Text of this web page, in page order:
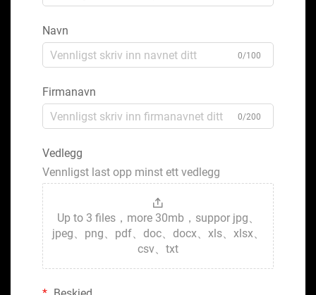
Navn
0/100
Firmanavn
0/200
Vedlegg
Vennligst last opp minst ett vedlegg
Up to 3 files，more 30mb，suppor jpg、
jpeg、png、pdf、doc、docx、xls、xlsx、
csv、txt